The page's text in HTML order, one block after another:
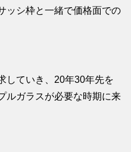
ッシ枠と一緒で価格面での
していき、20年30年先を
ルガラスが必要な時期に来